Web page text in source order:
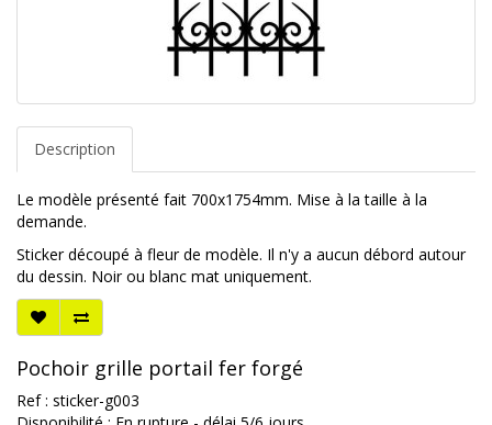
Description
Le modèle présenté fait 700x1754mm. Mise à la taille à la
demande.
Sticker découpé à fleur de modèle. Il n'y a aucun débord autour
du dessin. Noir ou blanc mat uniquement.
Pochoir grille portail fer forgé
Ref : sticker-g003